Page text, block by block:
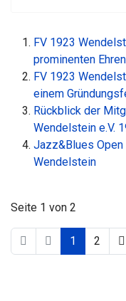
FV 1923
prominenten
FV 1923
einem
Rückblick der
Wendelstein e.V.
Jazz&Blues
Wendelstein
Seite 1 von 2
1 2